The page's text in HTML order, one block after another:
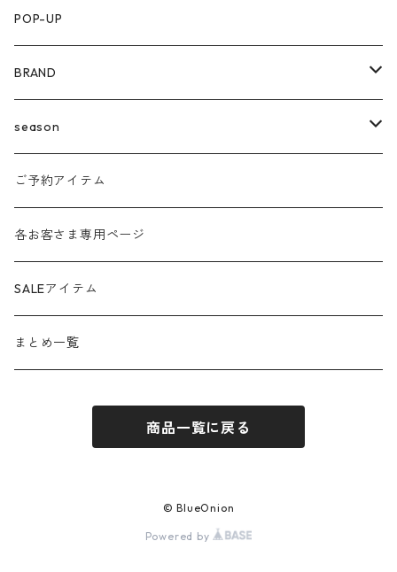
POP-UP
BRAND
agnost
amo
anana
ante aciem
any
blanco / uncleDaves
season
24ss
24aw
25ss
25aw
ご予約アイテム
各お客さま専用ページ
SALEアイテム
まとめ一覧
商品一覧に戻る
© BlueOnion
Powered by